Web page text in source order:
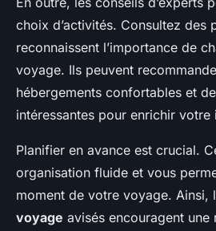
choix d’activités. Consultez des
reconnaissent l’importance de
voyage. Ils peuvent
hébergements confortables et
intéressantes pour enrichir votre
Planifier en avance est crucial.
organisation fluide et vous
moment de votre voyage. Ainsi,
voyage avisés encouragent